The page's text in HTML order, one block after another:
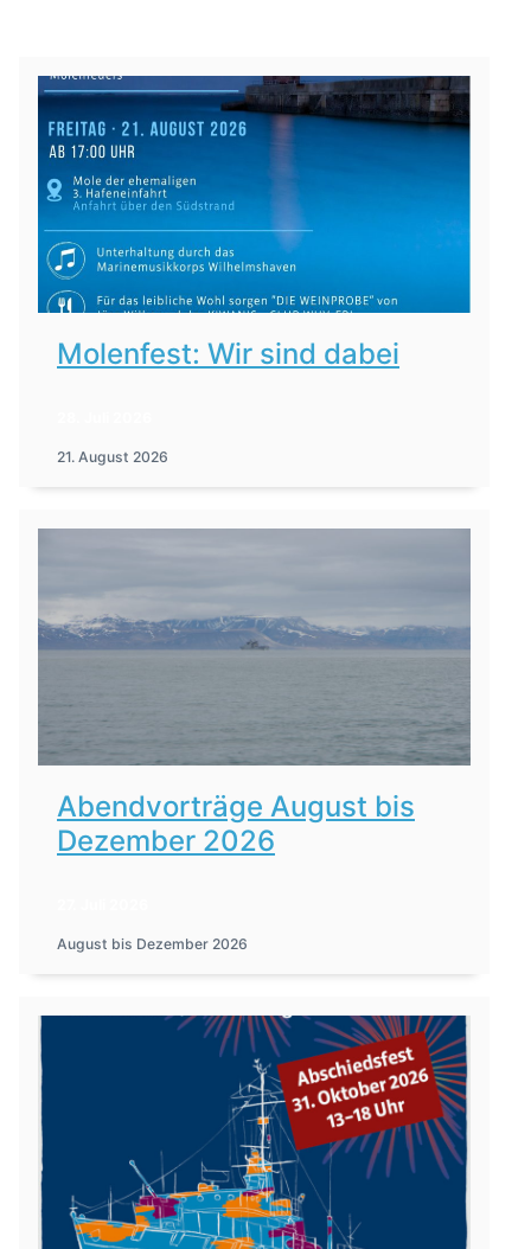
Molenfest: Wir sind dabei
21. August 2026
Abendvorträge August bis
Dezember 2026
August bis Dezember 2026